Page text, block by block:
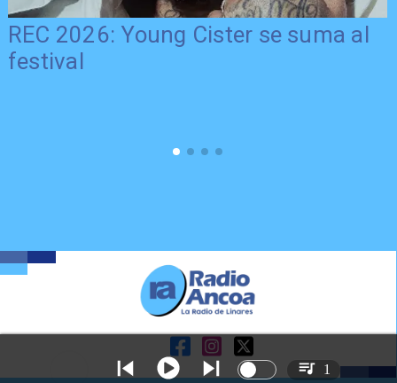
REC 2026: Young Cister se suma al
festival
1